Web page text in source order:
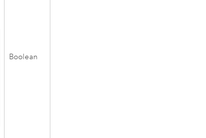
Boolean